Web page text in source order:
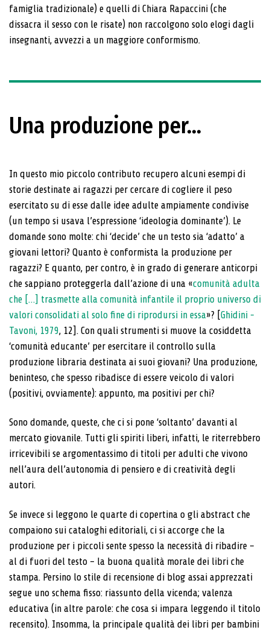
famiglia tradizionale) e quelli di Chiara Rapaccini (che
dissacra il sesso con le risate) non raccolgono solo elogi dagli
insegnanti, avvezzi a un maggiore conformismo.
Una produzione per…
In questo mio piccolo contributo recupero alcuni esempi di
storie destinate ai ragazzi per cercare di cogliere il peso
esercitato su di esse dalle idee adulte ampiamente condivise
(un tempo si usava l’espressione ‘ideologia dominante’). Le
domande sono molte: chi ‘decide’ che un testo sia ‘adatto’ a
giovani lettori? Quanto è conformista la produzione per
ragazzi? E quanto, per contro, è in grado di generare anticorpi
che sappiano proteggerla dall’azione di una «comunità adulta
che […] trasmette alla comunità infantile il proprio universo di
valori consolidati al solo fine di riprodursi in essa»? [Ghidini -
Tavoni, 1979, 12]. Con quali strumenti si muove la cosiddetta
‘comunità educante’ per esercitare il controllo sulla
produzione libraria destinata ai suoi giovani? Una produzione,
beninteso, che spesso ribadisce di essere veicolo di valori
(positivi, ovviamente): appunto, ma positivi per chi?
Sono domande, queste, che ci si pone ‘soltanto’ davanti al
mercato giovanile. Tutti gli spiriti liberi, infatti, le riterrebbero
irricevibili se argomentassimo di titoli per adulti che vivono
nell’aura dell’autonomia di pensiero e di creatività degli
autori.
Se invece si leggono le quarte di copertina o gli abstract che
compaiono sui cataloghi editoriali, ci si accorge che la
produzione per i piccoli sente spesso la necessità di ribadire –
al di fuori del testo – la buona qualità morale dei libri che
stampa. Persino lo stile di recensione di blog assai apprezzati
segue uno schema fisso: riassunto della vicenda; valenza
educativa (in altre parole: che cosa si impara leggendo il titolo
recensito). Insomma, la principale qualità dei libri per bambini